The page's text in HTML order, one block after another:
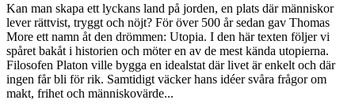
Kan man skapa ett lyckans land på jorden, en plats där människor
lever rättvist, tryggt och nöjt? För över 500 år sedan gav Thomas
More ett namn åt den drömmen: Utopia. I den här texten följer vi
spåret bakåt i historien och möter en av de mest kända utopierna.
Filosofen Platon ville bygga en idealstat där livet är enkelt och där
ingen får bli för rik. Samtidigt väcker hans idéer svåra frågor om
makt, frihet och människovärde...